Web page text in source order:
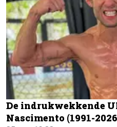
De indrukwekkende
Nascimento (1991-